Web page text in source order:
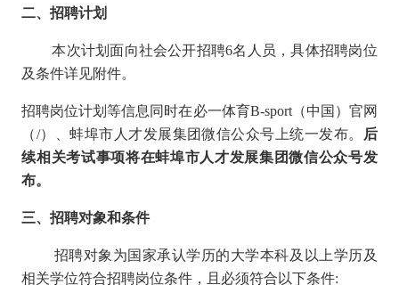
二、招聘计划
本次计划面向社会公开招聘6名人员，具体招聘岗位
及条件详见附件。
招聘岗位计划等信息同时在必一体育B-sport（中国）官网
（/）、蚌埠市人才发展集团微信公众号上统一发布。
后
续相关考试事项将在蚌埠市人才发展集团微信公众号发
布。
三、招聘对象和条件
招聘对象为国家承认学历的大学本科及以上学历及
相关学位符合招聘岗位条件，且必须符合以下条件: